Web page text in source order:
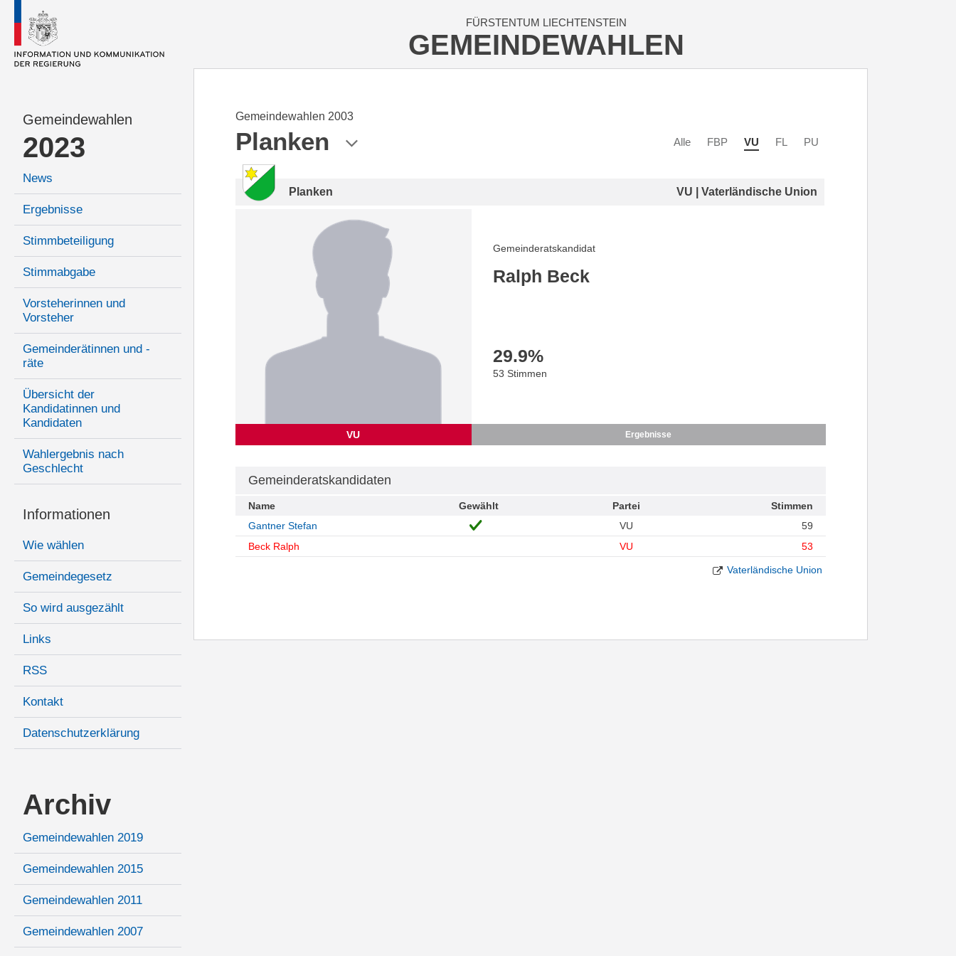
FÜRSTENTUM LIECHTENSTEIN
GEMEINDEWAHLEN
Gemeindewahlen
2023
News
Ergebnisse
Stimmbeteiligung
Stimmabgabe
Vorsteherinnen und
Vorsteher
Gemeinderätinnen und -
räte
Übersicht der
Kandidatinnen und
Kandidaten
Wahlergebnis nach
Geschlecht
Informationen
Wie wählen
Gemeindegesetz
So wird ausgezählt
Links
RSS
Kontakt
Datenschutzerklärung
Archiv
Gemeindewahlen 2019
Gemeindewahlen 2015
Gemeindewahlen 2011
Gemeindewahlen 2007
Gemeindewahlen 2003
Planken Alle FBP VU FL PU
Planken VU | Vaterländische Union
VU
Gemeinderatskandidat
Ralph Beck
29.9%
53 Stimmen
Ergebnisse
Gemeinderatskandidaten
Name Gewählt Partei
Stimmen
Gantner Stefan
VU
59
Beck Ralph
VU 53
Vaterländische Union